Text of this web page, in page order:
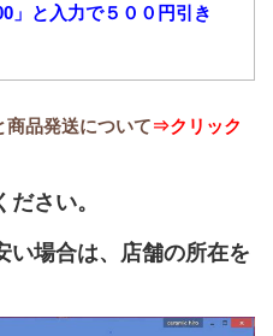
」と入力で５００円引き
商品発送について⇒クリック
さい。
い場合は、店舗の所在を